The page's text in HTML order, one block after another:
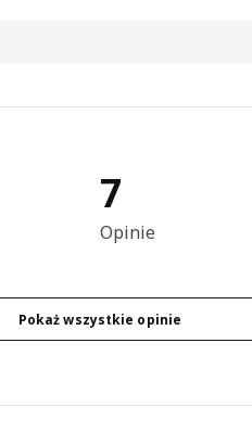
na 5 gwiazdki. Recenzje ogółem: 7
7
Opinie
Pokaż wszystkie opinie